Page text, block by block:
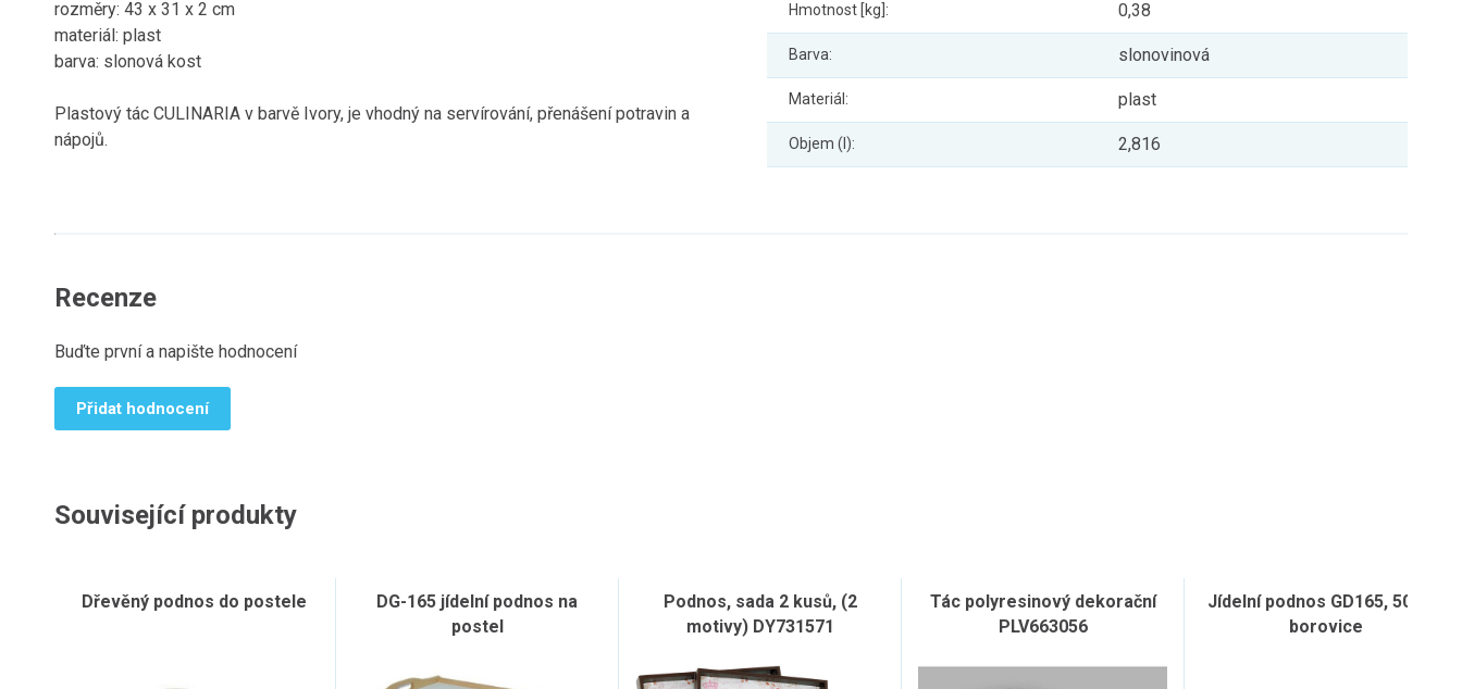
rozměry: 43 x 31 x 2 cm
materiál: plast
barva: slonová kost
Plastový tác CULINARIA v barvě Ivory, je vhodný na servírování, přenášení potravin a
nápojů.
Hmotnost [kg]: 0,38
Barva: slonovinová
Materiál: plast
Objem (l): 2,816
Recenze
Buďte první a napište hodnocení
Přidat hodnocení
Související produkty
Dřevěný podnos do postele
DG-165 jídelní podnos na
postel
Podnos, sada 2 kusů, (2
motivy) DY731571
Tác polyresinový dekorační
PLV663056
Jídelní podnos GD165, 50x32,
borovice